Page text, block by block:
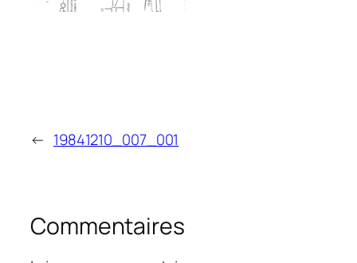
← 19841210_007_001
Commentaires